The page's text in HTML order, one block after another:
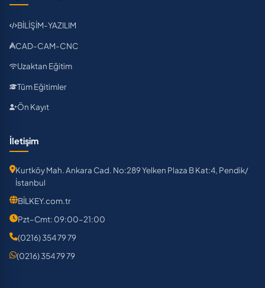
BİLİŞİM-YAZILIM
CAD-CAM-CNC
Uzaktan Eğitim
Tüm Eğitimler
Ön Kayıt
İletişim
Kurtköy Mah. Ankara Cad. No:289 Yelken Plaza B Kat:4, Pendik/
İstanbul
BİLKEY.com.tr
Pzt–Cmt: 09:00–21:00
(0216) 354 79 79
(0216) 354 79 79